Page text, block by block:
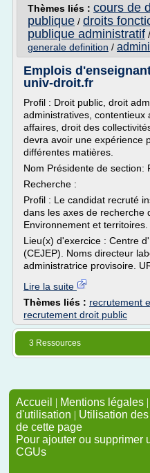
Thèmes liés : cours de
publique / droits
publique administratif /
generale definition /
Emplois
univ-droit.fr
Profil : Droit public, droit
administratives, contentieux
affaires, droit des
devra avoir une expérience
différentes matières.
Nom Présidente de section:
Recherche :
Profil : Le candidat recruté
dans les axes de recherche
Environnement et territoires.
Lieu(x) d'exercice : Centre
(CEJEP). Noms directeur
administratrice provisoire.
Lire la suite
Thèmes liés : recrutement
recrutement droit public
3 Ressources
Accueil | Mentions légales |
d'utilisation | Utilisation
de cette page
Pour ajouter ou supprimer
CGUs